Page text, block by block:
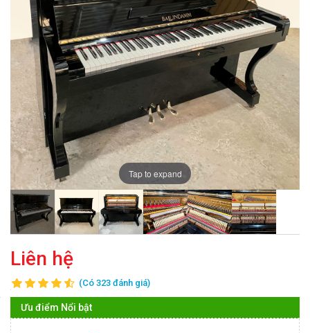
Tap to expand
Liên hệ
(Có 323 đánh giá)
Ưu điểm Nổi bật